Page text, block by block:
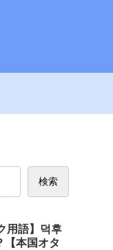
検索
用語】덕후
【本国オタ